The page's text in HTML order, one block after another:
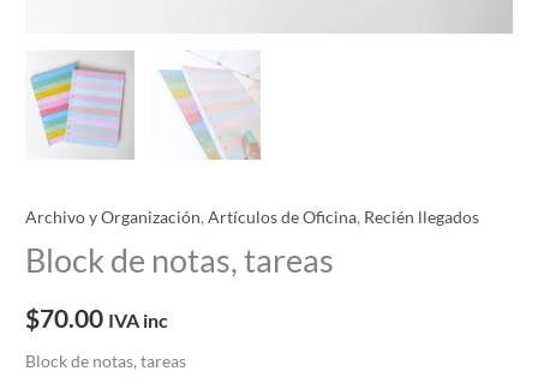
Archivo y Organización,Artículos de Oficina, Recién llegados
Block de notas, tareas
$70.00 IVA inc
Block de notas, tareas